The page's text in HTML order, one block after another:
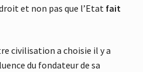
et non pas que l’Etat fait
civilisation a choisie il y a
du fondateur de sa